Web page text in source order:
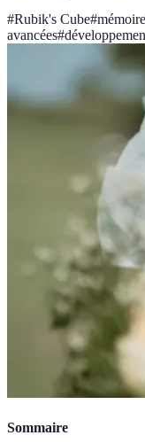
#Rubik's Cube#mémoire
avancées#
Sommaire